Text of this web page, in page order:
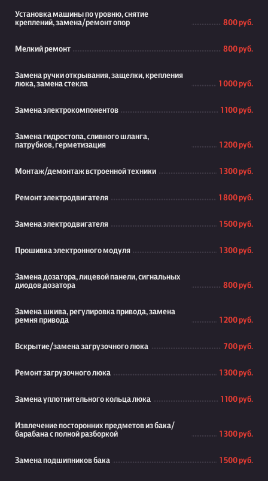
Установка машины по уровню, снятие
креплений, замена/ремонт опор
800 руб.
Мелкий ремонт 800 руб.
Замена ручки открывания, защелки, крепления
люка, замена стекла
1 000 руб.
Замена электрокомпонентов 1 100 руб.
Замена гидростопа, сливного шланга,
патрубков, герметизация
1 200 руб.
Монтаж/демонтаж встроенной техники 1 300 руб.
Ремонт электродвигателя 1 800 руб.
Замена электродвигателя 1 500 руб.
Прошивка электронного модуля 1 300 руб.
Замена дозатора, лицевой панели, сигнальных
диодов дозатора
800 руб.
Замена шкива, регулировка привода, замена
ремня привода
1 200 руб.
Вскрытие/замена загрузочного люка 700 руб.
Ремонт загрузочного люка 1 300 руб.
Замена уплотнительного кольца люка 1 100 руб.
Извлечение посторонних предметов из бака/
барабана с полной разборкой
1 300 руб.
Замена подшипников бака 1 500 руб.